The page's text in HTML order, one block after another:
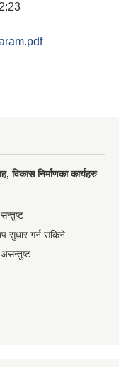
विकास निर्माणका कार्यहरु
सुधार गर्न सकिने
असन्तुष्ट